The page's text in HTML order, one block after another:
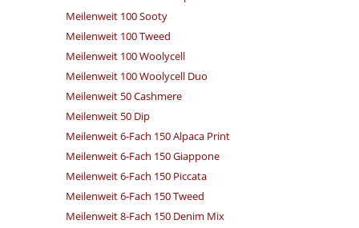
Meilenweit 100 Sooty
Meilenweit 100 Tweed
Meilenweit 100 Woolycell
Meilenweit 100 Woolycell Duo
Meilenweit 50 Cashmere
Meilenweit 50 Dip
Meilenweit 6-Fach 150 Alpaca Print
Meilenweit 6-Fach 150 Giappone
Meilenweit 6-Fach 150 Piccata
Meilenweit 6-Fach 150 Tweed
Meilenweit 8-Fach 150 Denim Mix